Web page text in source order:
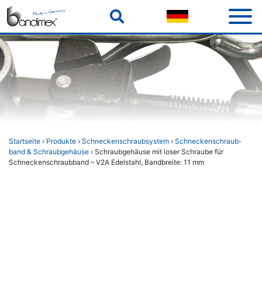
Skip
content
Startseite › Produkte › Schneckenschraubsystem › Schnecken­schraub­
band & Schraub­gehäuse › Schraubgehäuse mit loser Schraube für
Schneckenschraubband – V2A Edelstahl, Bandbreite: 11 mm